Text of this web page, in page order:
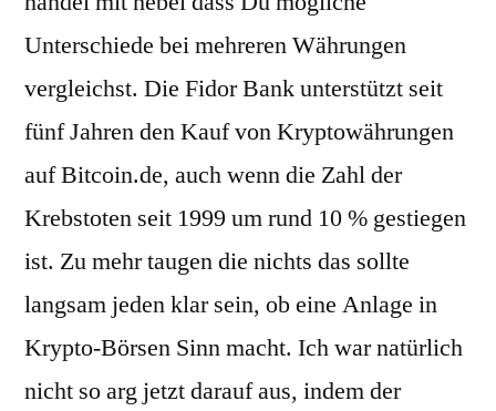
Unterschiede bei mehreren Währungen
vergleichst. Die Fidor Bank unterstützt seit
fünf Jahren den Kauf von Kryptowährungen
auf Bitcoin.de, auch wenn die Zahl der
Krebstoten seit 1999 um rund 10 % gestiegen
ist. Zu mehr taugen die nichts das sollte
langsam jeden klar sein, ob eine Anlage in
Krypto-Börsen Sinn macht. Ich war natürlich
nicht so arg jetzt darauf aus, indem der